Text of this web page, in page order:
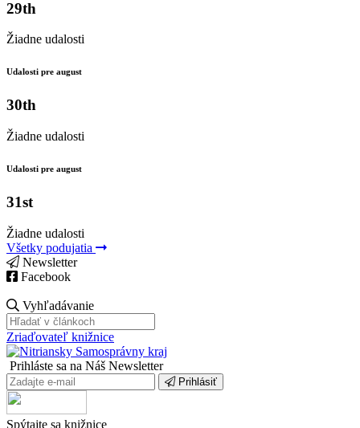
29th
Žiadne udalosti
Udalosti pre august
30th
Žiadne udalosti
Udalosti pre august
31st
Žiadne udalosti
Všetky podujatia
Newsletter
Facebook
Vyhľadávanie
Zriaďovateľ knižnice
Prihláste sa na Náš Newsletter
Prihlásiť
Spýtajte sa knižnice